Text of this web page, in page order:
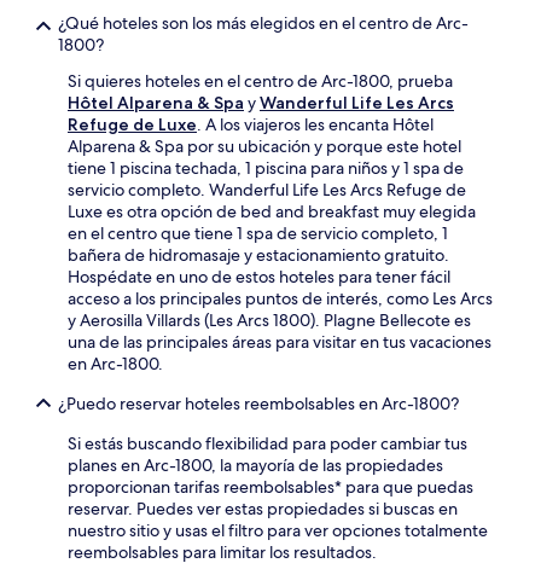
¿Qué hoteles son los más elegidos en el centro de Arc-
1800?
Si quieres hoteles en el centro de Arc-1800, prueba
Hôtel Alparena & Spa yWanderful Life Les Arcs
Refuge de Luxe. A los viajeros les encanta Hôtel
Alparena & Spa por su ubicación y porque este hotel
tiene 1 piscina techada, 1 piscina para niños y 1 spa de
servicio completo. Wanderful Life Les Arcs Refuge de
Luxe es otra opción de bed and breakfast muy elegida
en el centro que tiene 1 spa de servicio completo, 1
bañera de hidromasaje y estacionamiento gratuito.
Hospédate en uno de estos hoteles para tener fácil
acceso a los principales puntos de interés, como Les Arcs
y Aerosilla Villards (Les Arcs 1800). Plagne Bellecote es
una de las principales áreas para visitar en tus vacaciones
en Arc-1800.
¿Puedo reservar hoteles reembolsables en Arc-1800?
Si estás buscando flexibilidad para poder cambiar tus
planes en Arc-1800, la mayoría de las propiedades
proporcionan tarifas reembolsables* para que puedas
reservar. Puedes ver estas propiedades si buscas en
nuestro sitio y usas el filtro para ver opciones totalmente
reembolsables para limitar los resultados.